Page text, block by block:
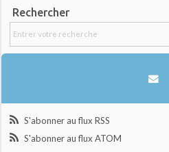
Rechercher
S'abonner au flux RSS
S'abonner au flux ATOM